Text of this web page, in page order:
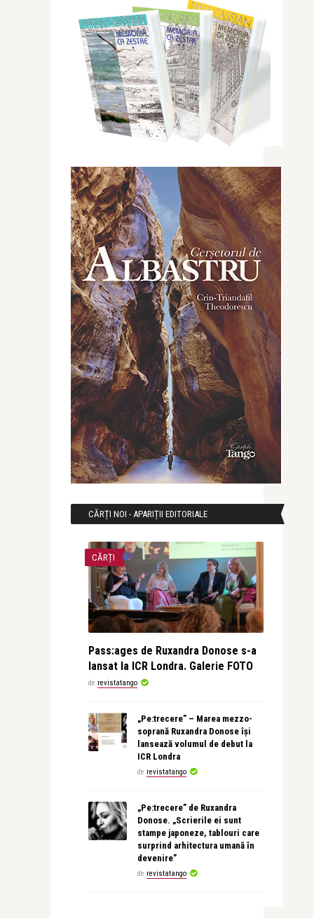
CĂRȚI NOI - APARIȚII EDITORIALE
CĂRȚI
Pass:ages de Ruxandra Donose s-a
lansat la ICR Londra. Galerie FOTO
de revistatango
„Pe:trecere” – Marea mezzo-
soprană Ruxandra Donose își
lansează volumul de debut la
ICR Londra
de revistatango
„Pe:trecere” de Ruxandra
Donose. „Scrierile ei sunt
stampe japoneze, tablouri care
surprind arhitectura umană în
devenire”
de revistatango